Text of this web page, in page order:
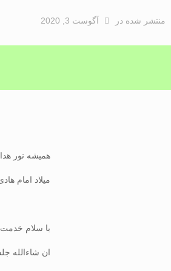
منتشر شده در آگوست 3, 2020
همیشه نور
میلاد امام
با سلام
ان شاءالله